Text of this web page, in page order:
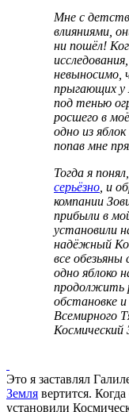
Мне с
влияниями,
ни пошёл!
невыносимо,
прыгающих у
под тенью
росшего в
одно из
попав мне
Тогда я
серьёзно , и
компании
прибыли в
установили
надёжный
все обезьяны
одно яблоко
продолжить
обстановке
Всемирного
Это я заставлял
Земля вертится.
установили